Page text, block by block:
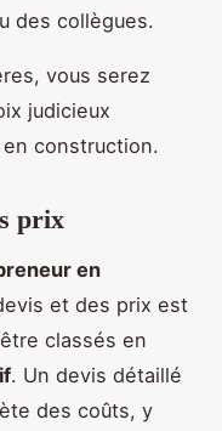
des collègues.
vous serez
judicieux
construction.
prix
en
et des prix est
classés en
. Un devis détaillé
des coûts, y